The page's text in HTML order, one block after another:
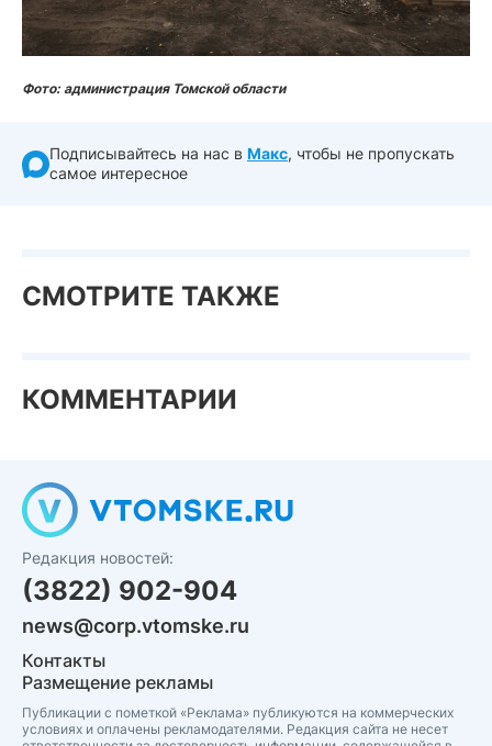
Фото: администрация Томской области
Подписывайтесь на нас в Макс, чтобы не пропускать
самое интересное
СМОТРИТЕ ТАКЖЕ
КОММЕНТАРИИ
Редакция новостей:
(3822) 902-904
news@corp.vtomske.ru
Контакты
Размещение рекламы
Публикации с пометкой «Реклама» публикуются на коммерческих
условиях и оплачены рекламодателями. Редакция сайта не несет